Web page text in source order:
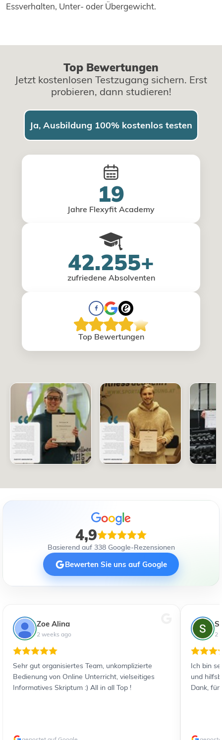
Essverhalten, Unter- oder Übergewicht.
Top Bewertungen
Jetzt kostenlosen Testzugang sichern. Erst
probieren, dann studieren!
Ja, Ausbildung 100% kostenlos testen
19
Jahre Flexyfit Academy
42.255+
zufriedene Absolventen
Top Bewertungen
4,9
Basierend auf 338 Google-Rezensionen
Bewerten Sie uns auf Google
Zoe Alina
2 weeks ago
Sehr gut organisiertes Team, unkomplizierte
Bedienung von Online Unterricht, vielseitiges
Informatives Skriptum :) All in all Top !
2
Ich bin
und
Dank, für